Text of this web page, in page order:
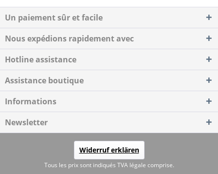
Un paiement sûr et facile
Nous expédions rapidement avec
Hotline assistance
Assistance boutique
Informations
Newsletter
Widerruf erklären
Tous les prix sont indiqués TVA légale comprise.